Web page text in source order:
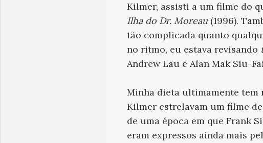
Kilmer, assisti a um filme do
Ilha do Dr. Moreau(1996).
tão complicada quanto
no ritmo, eu estava revisando
Andrew Lau e Alan Mak Siu-
Minha dieta ultimamente tem
Kilmer estrelavam um filme
de uma época em que Frank
eram expressos ainda mais